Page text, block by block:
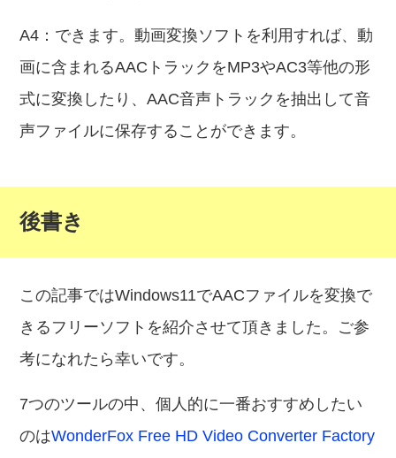
A4：できます。動画変換ソフトを利用すれば、動
画に含まれるAACトラックをMP3やAC3等他の形
式に変換したり、AAC音声トラックを抽出して音
声ファイルに保存することができます。
後書き
この記事ではWindows11でAACファイルを変換で
きるフリーソフトを紹介させて頂きました。ご参
考になれたら幸いです。
7つのツールの中、個人的に一番おすすめしたい
のはWonderFox Free HD Video Converter Factory